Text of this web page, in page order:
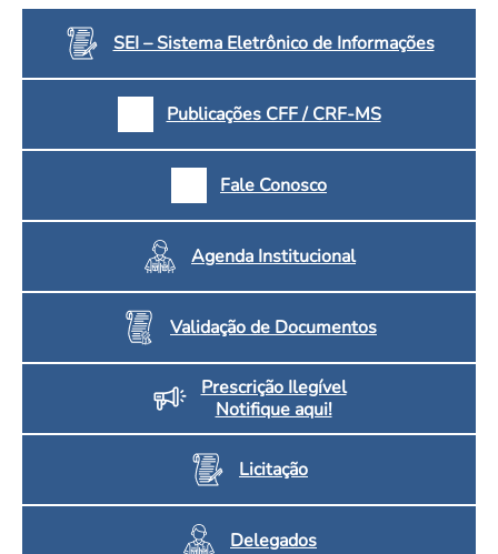
SEI – Sistema Eletrônico de Informações
Publicações CFF / CRF-MS
Fale Conosco
Agenda Institucional
Validação de Documentos
Prescrição Ilegível
Notifique aqui!
Licitação
Delegados